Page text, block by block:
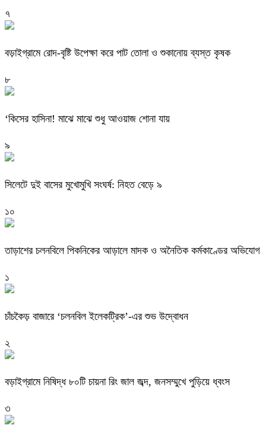
৭
বড়াইগ্রামে রোদ-বৃষ্টি উপেক্ষা করে পাট তোলা ও শুকানোয় ব্যস্ত কৃষক
৮
‘কিসের হাসিনা! মাঝে মাঝে শুধু আওয়াজ শোনা যায়
৯
সিলেটে দুই বাসের মুখোমুখি সংঘর্ষ: নিহত বেড়ে ৯
১০
তাড়াশের চলনবিলে পিকনিকের আড়ালে মাদক ও অনৈতিক কর্মকাণ্ডের অভিযোগ
১
চাঁচকৈড় বাজারে ‘চলনবিল ইলেকট্রিক’-এর শুভ উদ্বোধন
২
বড়াইগ্রামে নিষিদ্ধ ৮০টি চায়না রিং জাল জব্দ, জনসম্মুখে পুড়িয়ে ধ্বংস
৩